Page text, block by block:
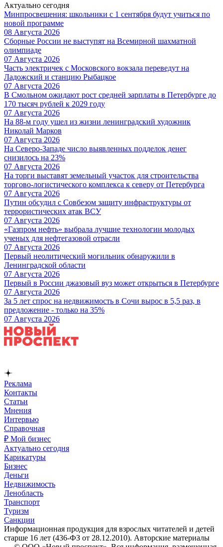
Актуально сегодня
Минпросвещения: школьники с 1 сентября будут учиться по
новой программе
08 Августа 2026
Сборные России не выступят на Всемирной шахматной
олимпиаде
07 Августа 2026
Часть электричек с Московского вокзала переведут на
Ладожский и станцию Рыбацкое
07 Августа 2026
В Смольном ожидают рост средней зарплаты в Петербурге до
170 тысяч рублей к 2029 году
07 Августа 2026
На 88-м году ушел из жизни ленинградский художник
Николай Марков
07 Августа 2026
На Северо-Западе число выявленных подделок денег
снизилось на 23%
07 Августа 2026
На торги выставят земельный участок для строительства
торгово-логистического комплекса к северу от Петербурга
07 Августа 2026
Путин обсудил с Совбезом защиту инфраструктуры от
террористических атак ВСУ
07 Августа 2026
«Газпром нефть» выбрала лучшие технологии молодых
ученых для нефтегазовой отрасли
07 Августа 2026
Первый неолитический могильник обнаружили в
Ленинградской области
07 Августа 2026
Первый в России джазовый вуз может открыться в Петербурге
07 Августа 2026
За 5 лет спрос на недвижимость в Сочи вырос в 5,5 раз, в
предложение - только на 35%
07 Августа 2026
Реклама
Контакты
Статьи
Мнения
Интервью
Справочная
₽ Мой бизнес
Актуально сегодня
Карикатуры
Бизнес
Деньги
Недвижимость
Ленобласть
Транспорт
Туризм
Санкции
Информационная продукция для взрослых читателей и детей
старше 16 лет (436-ФЗ от 28.12.2010). Авторские материалы